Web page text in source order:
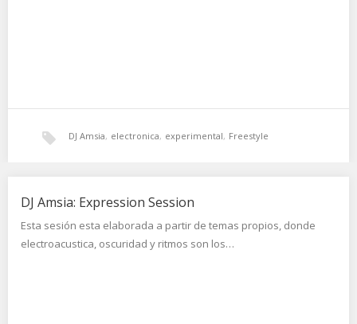
DJ Amsia, electronica, experimental, Freestyle
DJ Amsia: Expression Session
Esta sesión esta elaborada a partir de temas propios, donde
electroacustica, oscuridad y ritmos son los…